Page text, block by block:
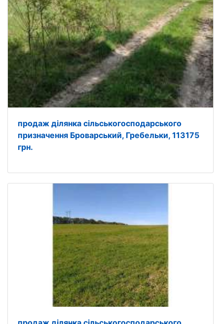
продаж ділянка сільськогосподарського
призначення Броварський, Гребельки, 113175
грн.